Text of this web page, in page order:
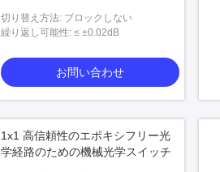
切り替え方法: ブロックしない
繰り返し可能性: ≤ ±0.02dB
お問い合わせ
1x1 高信頼性のエポキシフリー光
学経路のための機械光学スイッチ